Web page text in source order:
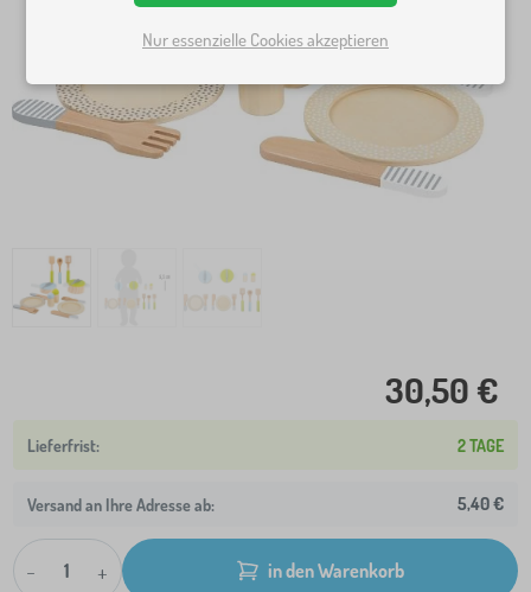
30,50 €
2 TAGE
Versand an Ihre Adresse ab: 5,40 €
- + in den Warenkorb
Nur essenzielle Cookies akzeptieren